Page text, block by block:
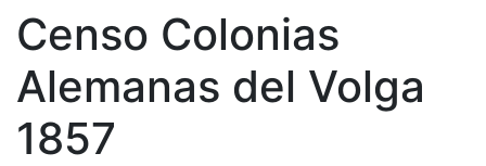
Censo Colonias
Alemanas del Volga
1857